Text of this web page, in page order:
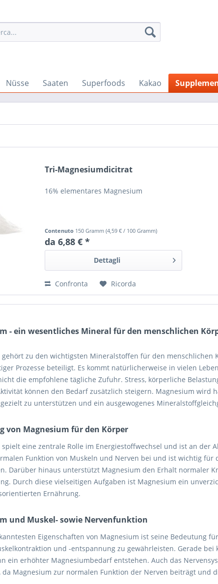
Nüsse Saaten Superfoods Kakao
Tri-Magnesiumdicitrat
16% elementares Magnesium
Contenuto 150 Gramm(4,59 € / 100 Gramm)
da 6,88 € *
Dettagli
Confronta Ricorda
- ein wesentliches Mineral für den menschlichen
gehört zu den wichtigsten Mineralstoffen für den menschlichen
Prozesse beteiligt. Es kommt natürlicherweise in vielen
die empfohlene tägliche Zufuhr. Stress, körperliche
können den Bedarf zusätzlich steigern. Magnesium wird
zu unterstützen und ein ausgewogenes
von Magnesium für den Körper
eine zentrale Rolle im Energiestoffwechsel und ist an der
Funktion von Muskeln und Nerven bei und ist wichtig für
Darüber hinaus unterstützt Magnesium den Erhalt normaler
Durch diese vielseitigen Aufgaben ist Magnesium ein
Ernährung.
und Muskel- sowie Nervenfunktion
Eigenschaften von Magnesium ist seine Bedeutung
und -entspannung zu gewährleisten. Gerade
ein erhöhter Magnesiumbedarf entstehen. Auch das
da Magnesium zur normalen Funktion der Nerven beiträgt und